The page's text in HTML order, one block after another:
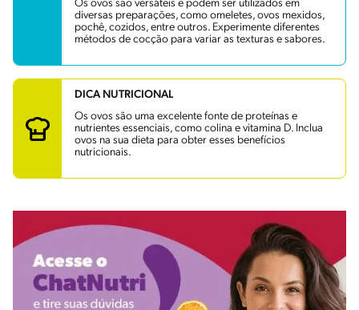
Os ovos são versáteis e podem ser utilizados em
diversas preparações, como omeletes, ovos mexidos,
pochê, cozidos, entre outros. Experimente diferentes
métodos de cocção para variar as texturas e sabores.
DICA NUTRICIONAL
Os ovos são uma excelente fonte de proteínas e
nutrientes essenciais, como colina e vitamina D. Inclua
ovos na sua dieta para obter esses benefícios
nutricionais.